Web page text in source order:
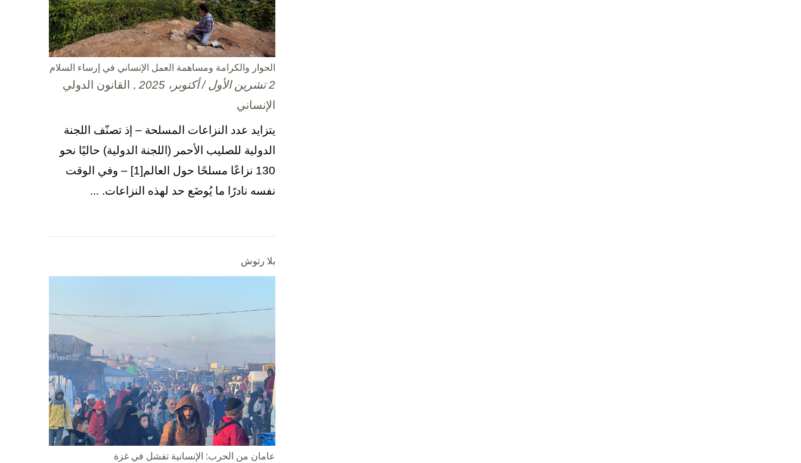
الحوار والكرامة ومساهمة العمل الإنساني في إرساء السلام
2 تشرين الأول / أكتوبر، 2025
, القانون الدولي
الإنساني
يتزايد عدد النزاعات المسلحة – إذ تصنّف اللجنة
الدولية للصليب الأحمر (اللجنة الدولية) حاليًا نحو
130 نزاعًا مسلحًا حول العالم[1] – وفي الوقت
نفسه نادرًا ما يُوضَع حد لهذه النزاعات. ...
بلا رتوش
عامان من الحرب: الإنسانية تفشل في غزة